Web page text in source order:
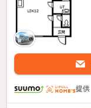
提供